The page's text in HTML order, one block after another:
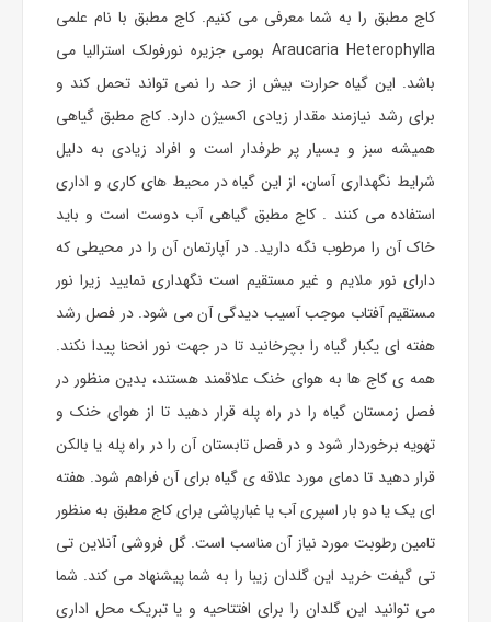
کاج مطبق را به شما معرفی می کنیم. کاج مطبق با نام علمی
Araucaria Heterophylla بومی جزیره نورفولک استرالیا می
باشد. این گیاه حرارت بیش از حد را نمی تواند تحمل کند و
برای رشد نیازمند مقدار زیادی اکسیژن دارد. کاج مطبق گیاهی
همیشه سبز و بسیار پر طرفدار است و افراد زیادی به دلیل
شرایط نگهداری آسان، از این گیاه در محیط های کاری و اداری
استفاده می کنند . کاج مطبق گیاهی آب دوست است و باید
خاک آن را مرطوب نگه دارید. در آپارتمان آن را در محیطی که
دارای نور ملایم و غیر مستقیم است نگهداری نمایید زیرا نور
مستقیم آفتاب موجب آسیب دیدگی آن می شود. در فصل رشد
هفته ای یکبار گیاه را بچرخانید تا در جهت نور انحنا پیدا نکند.
همه ی کاج ها به هوای خنک علاقمند هستند، بدین منظور در
فصل زمستان گیاه را در راه پله قرار دهید تا از هوای خنک و
تهویه برخوردار شود و در فصل تابستان آن را در راه پله یا بالکن
قرار دهید تا دمای مورد علاقه ی گیاه برای آن فراهم شود. هفته
ای یک یا دو بار اسپری آب یا غبارپاشی برای کاج مطبق به منظور
تامین رطوبت مورد نیاز آن مناسب است. گل فروشی آنلاین تی
تی گیفت خرید این گلدان زیبا را به شما پیشنهاد می کند. شما
می توانید این گلدان را برای افتتاحیه و یا تبریک محل اداری